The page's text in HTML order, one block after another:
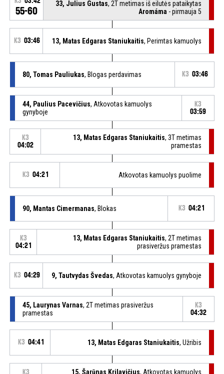
55-60
33, Julius Gustas, 2T metimas iš eilutės pataikytas
Aromáma - pirmauja 5
K3 03:46 13, Matas Edgaras Staniukaitis, Perimtas kamuolys
80, Tomas Pauliukas, Blogas perdavimas K3 03:46
44, Paulius Pacevičius, Atkovotas kamuolys
gynyboje
K3
03:59
K3
04:02
13, Matas Edgaras Staniukaitis, 3T metimas
pramestas
K3 04:21 Atkovotas kamuolys puolime
90, Mantas Cimermanas, Blokas K3 04:21
K3
04:21
13, Matas Edgaras Staniukaitis, 2T metimas
prasiveržus pramestas
K3 04:29 9, Tautvydas Švedas, Atkovotas kamuolys gynyboje
45, Laurynas Varnas, 2T metimas prasiveržus
pramestas
K3
04:32
K3 04:41 13, Matas Edgaras Staniukaitis, Užribis
K3 15, Šarūnas Krilavičius, Atkovotas kamuolys